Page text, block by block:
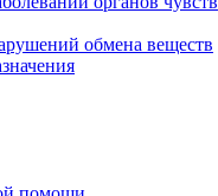
обмена веществ